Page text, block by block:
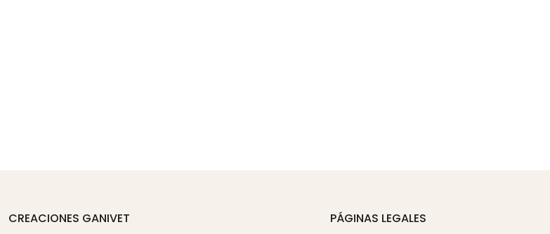
CREACIONES GANIVET PÁGINAS LEGALES